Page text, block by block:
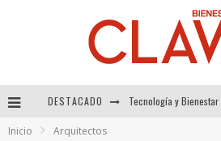
DESTACADO
Inicio Arquitectos